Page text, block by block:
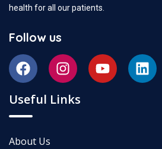
health for all our patients.
Follow us
Useful Links
About Us